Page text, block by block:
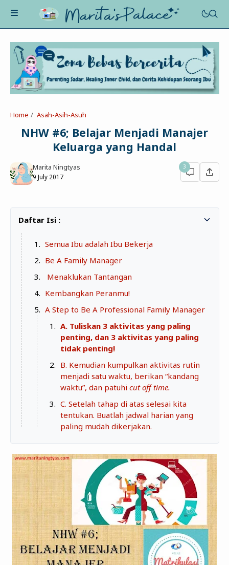
About Me
Contact
Life Motivation
Profil
Tips
Celotehku
Poe-Fict
Beauty&Fashion
Health
Jalan&Jajan
TeknOto
Soal Uang
Sudut Rumah
Blog&Write
Zona Curcol
Ngobrolin Film
Home Asah-Asih-Asuh
NHW #6; Belajar Menjadi Manajer
Keluarga yang Handal
Marita Ningtyas
9 July 2017
3
Semua Ibu adalah Ibu Bekerja
Be A Family Manager
Menaklukan Tantangan
Kembangkan Peranmu!
A Step to Be A Professional Family Manager
A. Tuliskan 3 aktivitas yang paling
penting, dan 3 aktivitas yang paling
tidak penting!
B. Kemudian kumpulkan aktivitas rutin
menjadi satu waktu, berikan “kandang
waktu”, dan patuhi cut off time.
C. Setelah tahap di atas selesai kita
tentukan. Buatlah jadwal harian yang
paling mudah dikerjakan.